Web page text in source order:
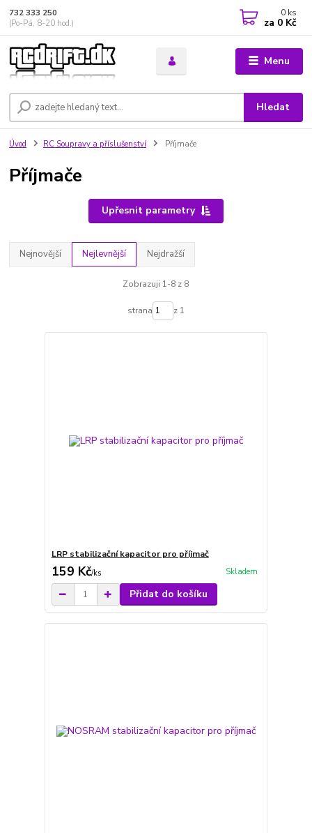
Menu
Hledat
732 333 250
(Po-Pá, 8-20 hod.)
0 ks
za 0 Kč
Úvod RC Soupravy a příslušenství Příjmače
Příjmače
Upřesnit parametry
Nejnovější Nejlevnější Nejdražší
Zobrazuji 1-8 z 8
strana z 1
LRP stabilizační kapacitor pro příjmač
159 Kč/ks Skladem
Přidat do košíku